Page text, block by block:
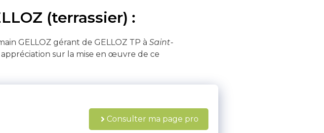
(terrassier) :
GELLOZ gérant de GELLOZ TP à Saint-
sur la mise en œuvre de ce
Consulter ma page pro